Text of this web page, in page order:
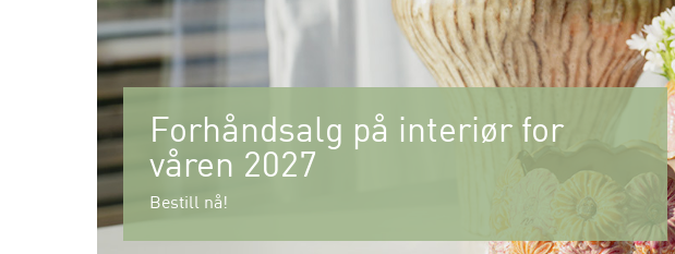
Forhåndsalg på interiør for
våren 2027
Bestill nå!